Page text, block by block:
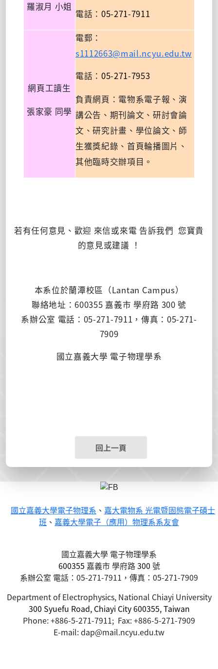
羅淑月 小姐
電話：05-271-7911
網頁工讀生
張家豪 同學
電郵：
s1112663@mail.ncyu.edu.tw
電話：05-271-7953
負責網頁：電物系電子報、演
講公告、期刊論文、研討會論
文、研究計畫、學位論文、師
生獲獎紀錄、首頁輪播圖片、
其他臨時交辦項目。
若有任何意見、歡迎 來信或來電 告訴我們 您寶貴
的意見或建議 ！
本系位於蘭潭校區（Lantan Campus）
聯絡地址：600355 嘉義市 學府路 300 號
系辦公室 電話：05-271-7911，傳真：05-271-
7909
國立嘉義大學 電子物理學系
回上一頁
國立嘉義大學電子物理系 、 嘉大電物系 光電暨固態電子碩士
班 、 嘉義大學電子（應用）物理系系友會
國立嘉義大學 電子物理學系
600355 嘉義市學府路300 號
系辦公室 電話：05-271-7911，傳真：05-271-7909
Department of Electrophysics, National Chiayi University
300 Syuefu Road, Chiayi City 600355, Taiwan
Phone: +886-5-271-7911; Fax: +886-5-271-7909
E-mail: dap@mail.ncyu.edu.tw